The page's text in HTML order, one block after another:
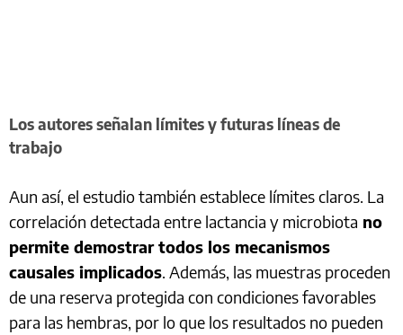
Los autores señalan límites y futuras líneas de
trabajo
Aun así, el estudio también establece límites claros. La
correlación detectada entre lactancia y microbiota no
permite demostrar todos los mecanismos
causales implicados . Además, las muestras proceden
de una reserva protegida con condiciones favorables
para las hembras, por lo que los resultados no pueden